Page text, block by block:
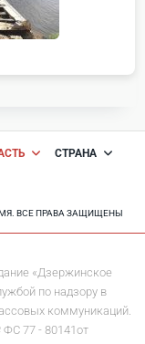
СТРАНА
ВСЕ ПРАВА ЗАЩИЩЕНЫ
«Дзержинское
по надзору в
коммуникаций.
77 - 80141от